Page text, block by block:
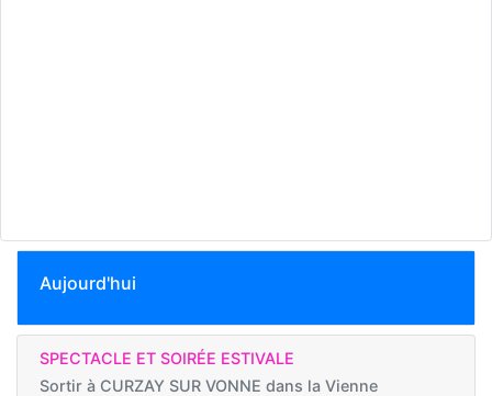
Aujourd'hui
SPECTACLE ET SOIRÉE ESTIVALE
Sortir à CURZAY SUR VONNE dans la Vienne